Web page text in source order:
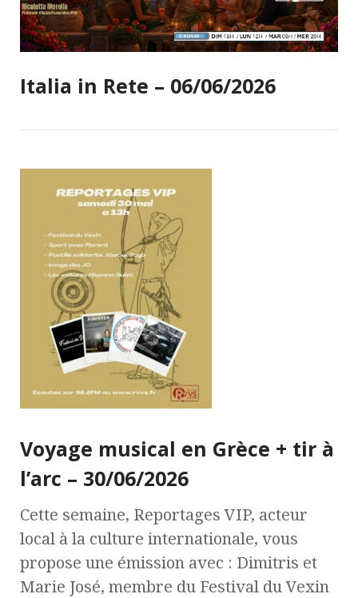
Italia in Rete – 06/06/2026
Voyage musical en Grèce + tir à
l’arc – 30/06/2026
Cette semaine, Reportages VIP, acteur
local à la culture internationale, vous
propose une émission avec : Dimitris et
Marie José, membre du Festival du Vexin